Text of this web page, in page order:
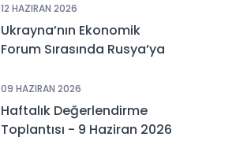
12 HAZIRAN 2026
Ukrayna’nın Ekonomik
Forum Sırasında Rusya’ya
09 HAZIRAN 2026
Haftalık Değerlendirme
Toplantısı - 9 Haziran 2026